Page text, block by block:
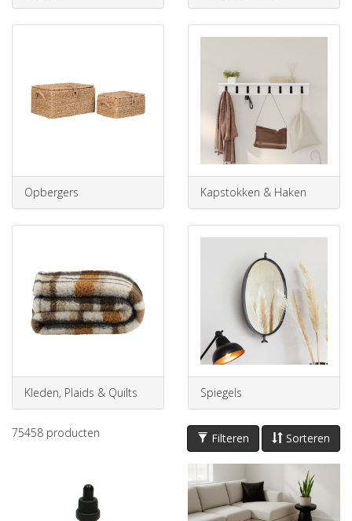
Opbergers Kapstokken & Haken
Kleden, Plaids & Quilts Spiegels
Sorteren
Filteren
75458 producten